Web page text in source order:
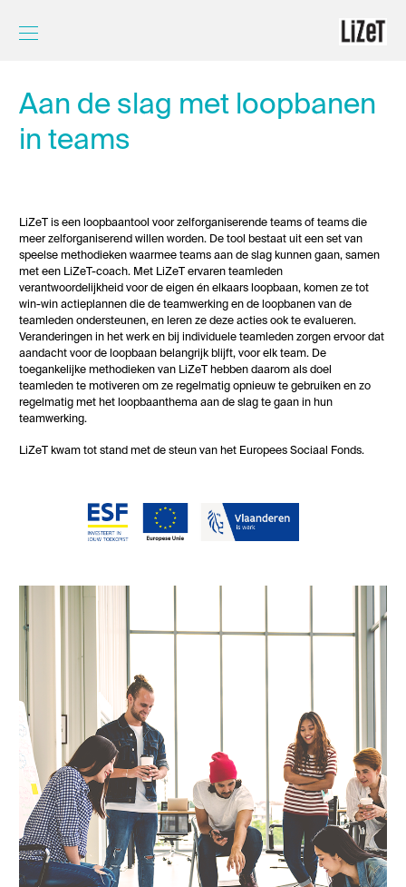
Home
Contact
Aan de slag met loopbanen
in teams
LiZeT is een loopbaantool voor zelforganiserende teams of teams die
meer zelforganiserend willen worden. De tool bestaat uit een set van
speelse methodieken waarmee teams aan de slag kunnen gaan, samen
met een LiZeT-coach. Met LiZeT ervaren teamleden
verantwoordelijkheid voor de eigen én elkaars loopbaan, komen ze tot
win-win actieplannen die de teamwerking en de loopbanen van de
teamleden ondersteunen, en leren ze deze acties ook te evalueren.
Veranderingen in het werk en bij individuele teamleden zorgen ervoor dat
aandacht voor de loopbaan belangrijk blijft, voor elk team. De
toegankelijke methodieken van LiZeT hebben daarom als doel
teamleden te motiveren om ze regelmatig opnieuw te gebruiken en zo
regelmatig met het loopbaanthema aan de slag te gaan in hun
teamwerking.
LiZeT kwam tot stand met de steun van het Europees Sociaal Fonds.